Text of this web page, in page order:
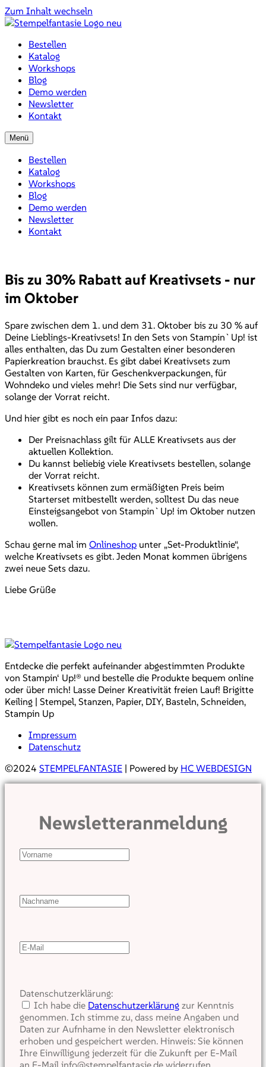
Zum Inhalt wechseln
Bestellen
Katalog
Workshops
Blog
Demo werden
Newsletter
Kontakt
Menü
Bestellen
Katalog
Workshops
Blog
Demo werden
Newsletter
Kontakt
Bis zu 30% Rabatt auf Kreativsets - nur
im Oktober
Spare zwischen dem 1. und dem 31. Oktober bis zu 30 % auf
Deine Lieblings-Kreativsets! In den Sets von Stampin`Up! ist
alles enthalten, das Du zum Gestalten einer besonderen
Papierkreation brauchst. Es gibt dabei Kreativsets zum
Gestalten von Karten, für Geschenkverpackungen, für
Wohndeko und vieles mehr! Die Sets sind nur verfügbar,
solange der Vorrat reicht.
Und hier gibt es noch ein paar Infos dazu:
Der Preisnachlass gilt für ALLE Kreativsets aus der
aktuellen Kollektion.
Du kannst beliebig viele Kreativsets bestellen, solange
der Vorrat reicht.
Kreativsets können zum ermäßigten Preis beim
Starterset mitbestellt werden, solltest Du das neue
Einsteigsangebot von Stampin`Up! im Oktober nutzen
wollen.
Schau gerne mal im Onlineshop unter „Set-Produktlinie“,
welche Kreativsets es gibt. Jeden Monat kommen übrigens
zwei neue Sets dazu.
Liebe Grüße
Entdecke die perfekt aufeinander abgestimmten Produkte
von Stampin‘ Up!® und bestelle die Produkte bequem online
oder über mich! Lasse Deiner Kreativität freien Lauf! Brigitte
Keiling | Stempel, Stanzen, Papier, DIY, Basteln, Schneiden,
Stampin Up
Impressum
Datenschutz
©2024 STEMPELFANTASIE | Powered by HC WEBDESIGN
Newsletteranmeldung
Datenschutzerklärung:
Ich habe die Datenschutzerklärung zur Kenntnis
genommen. Ich stimme zu, dass meine Angaben und
Daten zur Aufnhame in den Newsletter elektronisch
erhoben und gespeichert werden. Hinweis: Sie können
Ihre Einwilligung jederzeit für die Zukunft per E-Mail
an E-Mail info@stempelfantasie.de widerrufen.